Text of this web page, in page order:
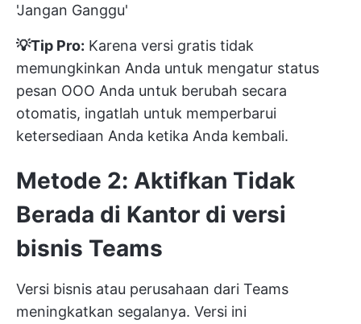
'Jangan Ganggu'
💡Tip Pro: Karena versi gratis tidak
memungkinkan Anda untuk mengatur status
pesan OOO Anda untuk berubah secara
otomatis, ingatlah untuk memperbarui
ketersediaan Anda ketika Anda kembali.
Metode 2: Aktifkan Tidak
Berada di Kantor di versi
bisnis Teams
Versi bisnis atau perusahaan dari Teams
meningkatkan segalanya. Versi ini